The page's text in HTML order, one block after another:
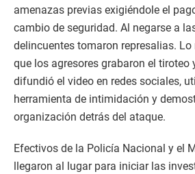
amenazas previas exigiéndole el
cambio de seguridad. Al negarse a
delincuentes tomaron represalias.
que los agresores grabaron el tiroteo
difundió el video en redes sociales,
herramienta de intimidación y
organización detrás del ataque.
Efectivos de la Policía Nacional y el
llegaron al lugar para iniciar las